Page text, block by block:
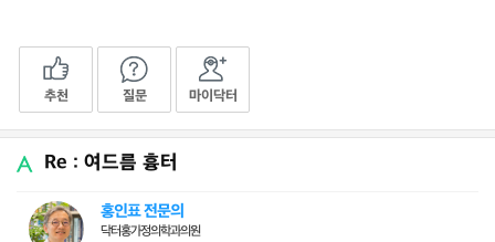
추천 질문 마이닥터
Re : 여드름 흉터
홍인표 전문의
닥터홍가정의학과의원